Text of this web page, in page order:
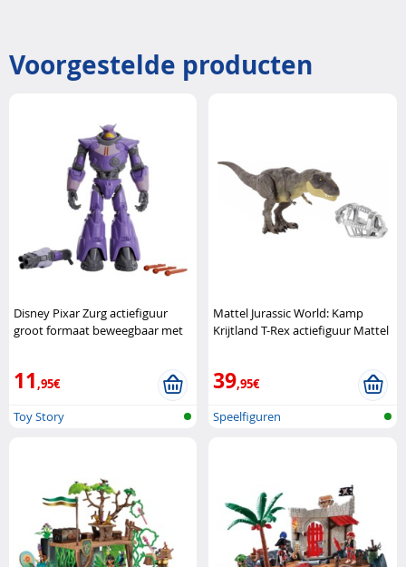
Voorgestelde producten
Disney Pixar Zurg actiefiguur
groot formaat beweegbaar met
11,95€
Toy Story
Mattel Jurassic World: Kamp
Krijtland T-Rex actiefiguur Mattel
39,95€
Speelfiguren